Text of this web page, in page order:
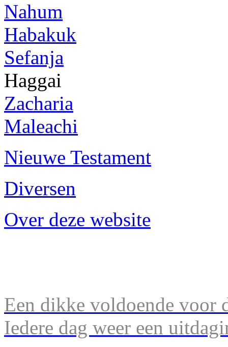
Nahum
Habakuk
Sefanja
Haggai
Zacharia
Maleachi
Nieuwe Testament
Diversen
Over deze website
Een dikke voldoende voor
Iedere dag weer een